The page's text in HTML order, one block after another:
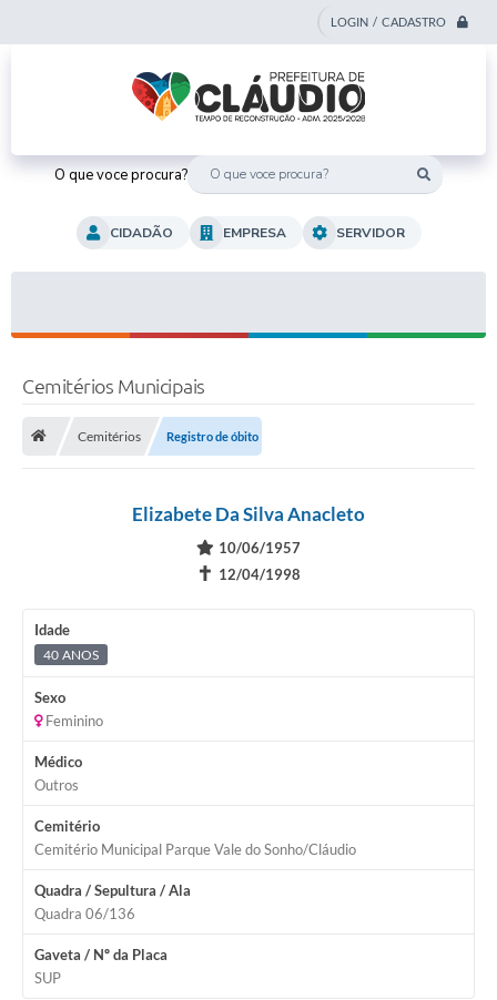
LOGIN / CADASTRO
O que voce procura?
CIDADÃO EMPRESA SERVIDOR
Cemitérios Municipais
Cemitérios Registro de óbito
Elizabete Da Silva Anacleto
10/06/1957
✝ 12/04/1998
Idade
40 ANOS
Sexo
Feminino
Médico
Outros
Cemitério
Cemitério Municipal Parque Vale do Sonho/Cláudio
Quadra / Sepultura / Ala
Quadra 06/136
Gaveta / Nº da Placa
SUP